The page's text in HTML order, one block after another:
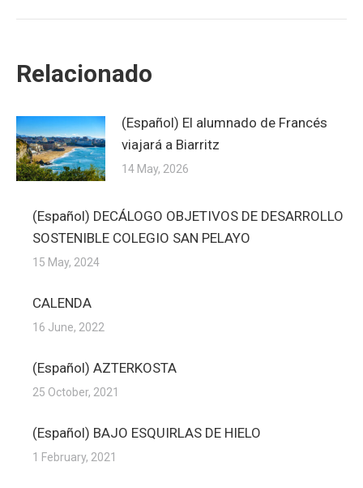
Relacionado
(Español) El alumnado de Francés
viajará a Biarritz
14 May, 2026
(Español) DECÁLOGO OBJETIVOS DE DESARROLLO
SOSTENIBLE COLEGIO SAN PELAYO
15 May, 2024
CALENDA
16 June, 2022
(Español) AZTERKOSTA
25 October, 2021
(Español) BAJO ESQUIRLAS DE HIELO
1 February, 2021